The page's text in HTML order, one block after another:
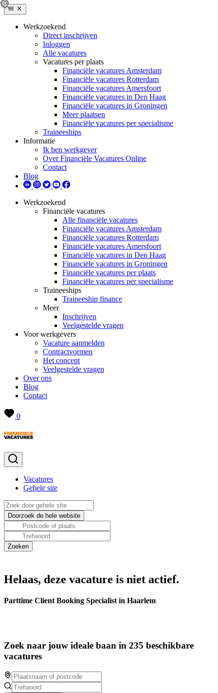
Werkzoekend
Direct inschrijven
Inloggen
Alle vacatures
Vacatures per plaats
Financiële vacatures Amsterdam
Financiële vacatures Rotterdam
Financiële vacatures Amersfoort
Financiële vacatures in Den Haag
Financiële vacatures in Groningen
Meer plaatsen
Financiële vacatures per specialisme
Traineeships
Informatie
Ik ben werkgever
Over Financiële Vacatures Online
Contact
Blog
Werkzoekend
Financiële vacatures
Alle financiële vacatures
Financiële vacatures Amsterdam
Financiële vacatures Rotterdam
Financiële vacatures Amersfoort
Financiële vacatures in Den Haag
Financiële vacatures in Groningen
Financiële vacatures per plaats
Financiële vacatures per specialisme
Traineeships
Traineeship finance
Meer
Inschrijven
Veelgestelde vragen
Voor werkgevers
Vacature aanmelden
Contractvormen
Het concept
Veelgestelde vragen
Over ons
Blog
Contact
0
Vacatures
Gehele site
Helaas, deze vacature is niet actief.
Parttime Client Booking Specialist in Haarlem
Zoek naar jouw ideale baan in 235 beschikbare
vacatures